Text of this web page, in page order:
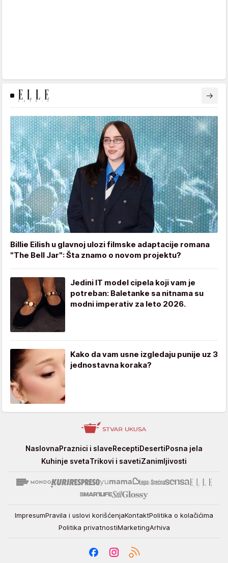
Billie Eilish u glavnoj ulozi filmske adaptacije romana
"The Bell Jar": Šta znamo o novom projektu?
Jedini IT model cipela koji vam je
potreban: Baletanke sa nitnama su
modni imperativ za leto 2026.
Kako da vam usne izgledaju punije uz 3
jednostavna koraka?
StvarNaslovnaPraznici i slaveReceptiDesertiPosna jela
Kuhinje svetaTrikovi i savetiZanimljivosti
ImpresumPravila i uslovi korišćenjaKontaktPolitika o kolačićima
Politika privatnostiMarketingArhiva